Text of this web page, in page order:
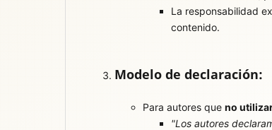
La responsabilidad
contenido.
Modelo de declaración:
Para autores que no
"Los autores